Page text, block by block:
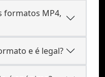
formatos MP4,
e é legal?